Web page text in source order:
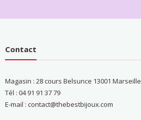
Contact
Magasin : 28 cours Belsunce 13001 Marseille
Tél : 04 91 91 37 79
E-mail : contact@thebestbijoux.com